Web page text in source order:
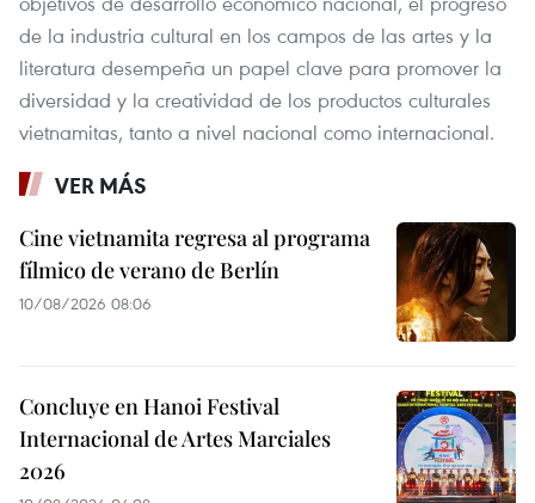
de la industria cultural en los campos de las artes y la
literatura desempeña un papel clave para promover la
diversidad y la creatividad de los productos culturales
vietnamitas, tanto a nivel nacional como internacional.
VER MÁS
Cine vietnamita regresa al programa
fílmico de verano de Berlín
10/08/2026 08:06
Concluye en Hanoi Festival
Internacional de Artes Marciales
2026